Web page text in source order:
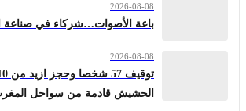
2026-08-08
باعة الأصوات…شركاء في صناعة
2026-08-08
الحشيش قادمة من سواحل